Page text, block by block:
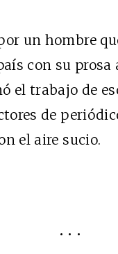
un hombre
con su prosa
el trabajo de
de
el aire sucio.
• • •